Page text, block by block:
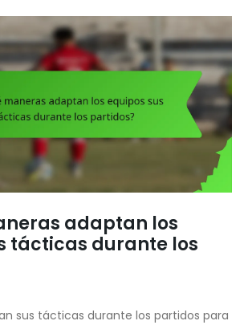
adaptan los
tácticas durante los
sus tácticas durante los partidos para